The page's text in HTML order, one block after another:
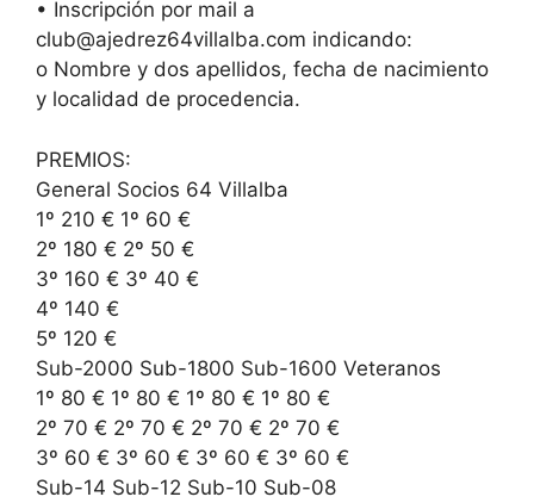
• Inscripción por mail a
club@ajedrez64villalba.com indicando:
o Nombre y dos apellidos, fecha de nacimiento
y localidad de procedencia.
PREMIOS:
General Socios 64 Villalba
1º 210 € 1º 60 €
2º 180 € 2º 50 €
3º 160 € 3º 40 €
4º 140 €
5º 120 €
Sub-2000 Sub-1800 Sub-1600 Veteranos
1º 80 € 1º 80 € 1º 80 € 1º 80 €
2º 70 € 2º 70 € 2º 70 € 2º 70 €
3º 60 € 3º 60 € 3º 60 € 3º 60 €
Sub-14 Sub-12 Sub-10 Sub-08